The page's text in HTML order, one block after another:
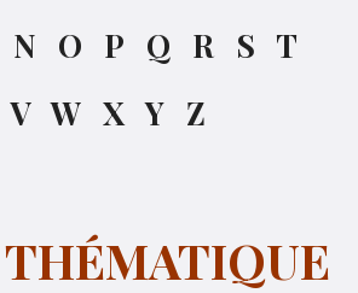
N O P Q R S T
V W X Y Z